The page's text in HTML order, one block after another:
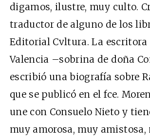
digamos, ilustre, muy culto.
traductor de alguno de los
Editorial Cvltura. La escritora
Valencia –sobrina de doña
escribió una biografía sobre
que se publicó en el fce.
une con Consuelo Nieto y
muy amorosa, muy amistosa,